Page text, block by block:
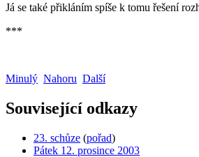
Já se také přikláním spíše k tomu řešení
***
Minulý Nahoru Další
Související odkazy
23. schůze (pořad)
Pátek 12. prosince 2003